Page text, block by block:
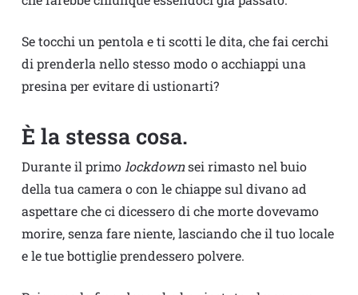
Se tocchi un pentola e ti scotti le dita, che fai cerchi
di prenderla nello stesso modo o acchiappi una
presina per evitare di ustionarti?
È la stessa cosa.
Durante il primolockdownsei rimasto nel buio
della tua camera o con le chiappe sul divano ad
aspettare che ci dicessero di che morte dovevamo
morire, senza fare niente, lasciando che il tuo locale
e le tue bottiglie prendessero polvere.